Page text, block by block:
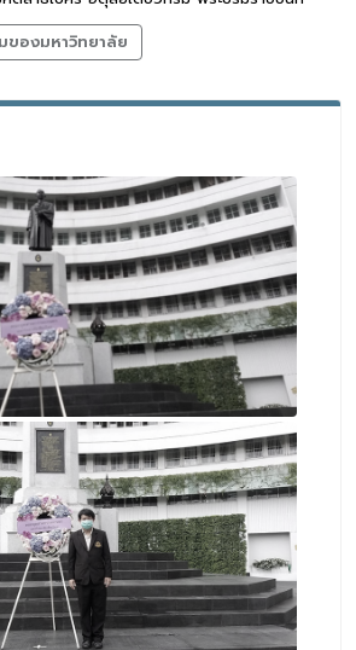
ของมหาวิทยาลัย